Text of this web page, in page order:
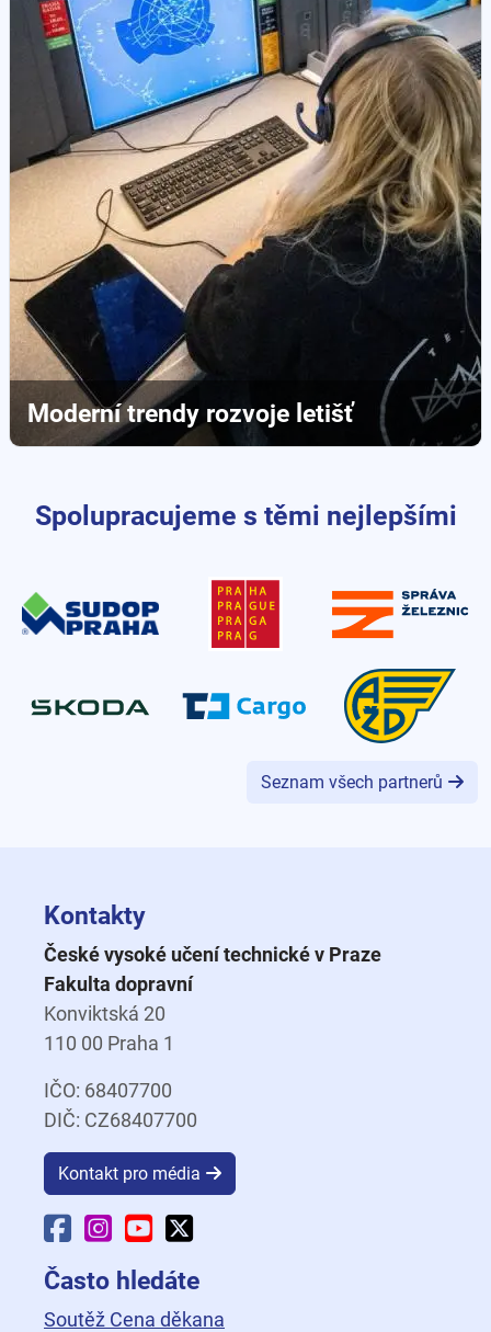
Moderní trendy rozvoje letišť
Spolupracujeme s těmi nejlepšími
Seznam všech partnerů
Kontakty
České vysoké učení technické v Praze
Fakulta dopravní
Konviktská 20
110 00 Praha 1
IČO: 68407700
DIČ: CZ68407700
Kontakt pro média
Facebook Fakulty dopravní
Instagram Fakulty dopravní
YouTube Fakulty dopravní
Často hledáte
Soutěž Cena děkana